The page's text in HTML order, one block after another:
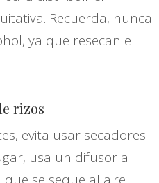
Recuerda, nunca
ya que resecan el
rizos
evita usar secadores
usa un difusor a
se seque al aire